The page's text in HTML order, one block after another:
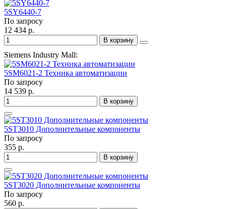
5SY6440-7
По запросу
12 434 р.
В корзину
Siemens Industry Mall:
5SM6021-2 Техника автоматизации
По запросу
14 539 р.
В корзину
5ST3010 Дополнительные компоненты
По запросу
355 р.
В корзину
5ST3020 Дополнительные компоненты
По запросу
560 р.